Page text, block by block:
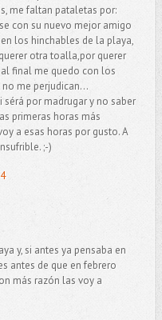
me faltan pataletas por:
con su nuevo mejor amigo
los hinchables de la playa,
otra toalla,por querer
final me quedo con los
me perjudican...
por madrugar y no saber
primeras horas más
a esas horas por gusto. A
;-)
y, si antes ya pensaba en
antes de que en febrero
más razón las voy a